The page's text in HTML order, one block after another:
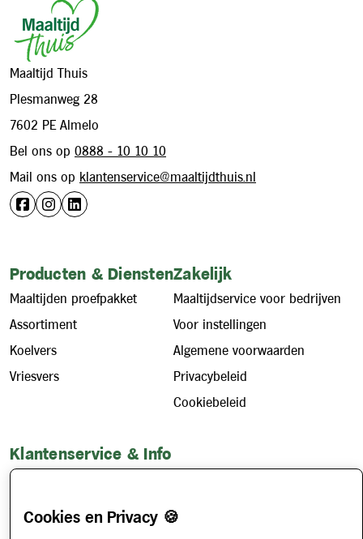
Maaltijd Thuis
Plesmanweg 28
7602 PE Almelo
Bel ons op 0888 - 10 10 10
Mail ons op klantenservice@maaltijdthuis.nl
Producten & Diensten
Maaltijden proefpakket
Assortiment
Koelvers
Vriesvers
Zakelijk
Maaltijdservice voor bedrijven
Voor instellingen
Algemene voorwaarden
Privacybeleid
Cookiebeleid
Klantenservice & Info
Cookies en Privacy 🍪